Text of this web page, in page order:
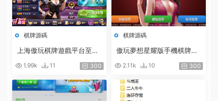
棋牌源碼
上海傲玩棋牌遊戲平台至尊
版全套源碼 附帶服務端+蘋
果客戶端+工具+網站+數據
庫
1.99k 11 300
棋牌源碼
傲玩夢想星耀版手機棋牌源
碼組件 服務端+安卓IOS客
戶端+視頻教程
2.11k 10 300